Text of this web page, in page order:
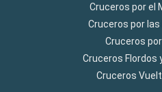
Cruceros por el
Cruceros por las
Cruceros
Cruceros Flordos
Cruceros